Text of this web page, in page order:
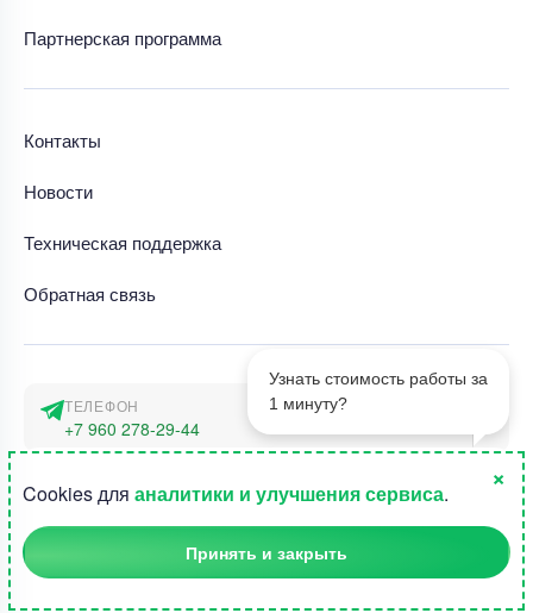
1
Узнать стоимость работы за
1 минуту?
Партнерская программа
Контакты
Новости
Техническая поддержка
Обратная связь
ТЕЛЕФОН
+7 960 278-29-44
г. Москва, наб. Тараса Шевченко 23а
©2015-2026, Студландия -
Cookies для аналитики и улучшения сервиса.
×
Принять и закрыть